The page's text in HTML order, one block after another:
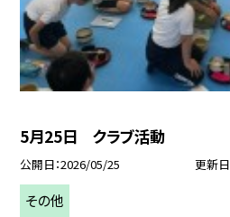
5月25日 クラブ活動
公開日 2026/05/25 更新日
その他